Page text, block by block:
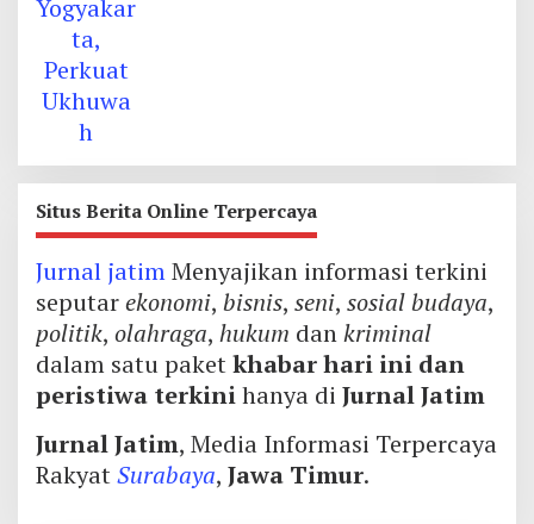
Situs Berita Online Terpercaya
Jurnal jatimMenyajikan informasi terkini
seputarekonomi, bisnis, seni, sosial budaya,
politik, olahraga, hukum dankriminal
dalam satu paketkhabar hari ini dan
peristiwa terkinihanya di Jurnal Jatim
Jurnal Jatim, Media Informasi Terpercaya
RakyatSurabaya, Jawa Timur.